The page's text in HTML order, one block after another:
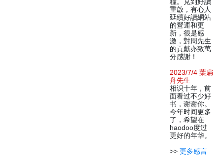
重啟，有心人
延續好讀網站
的營運和更
新，很是感
激，對周先生
的貢獻亦致萬
分感謝！
2023/7/4 葉扁
舟先生
相识十年，前
面看过不少好
书，谢谢你。
今年时间更多
了，希望在
haodoo度过
更好的年华。
>> 更多感言